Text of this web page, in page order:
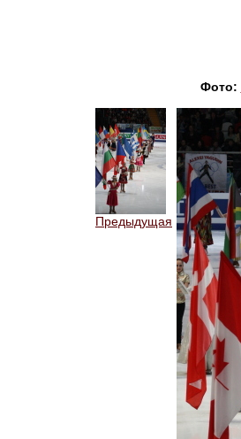
Фото:
Предыдущая